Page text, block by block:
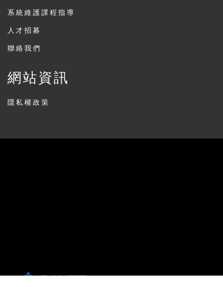
系統維護課程指導
人才招募
聯絡我們
網站資訊
隱私權政策